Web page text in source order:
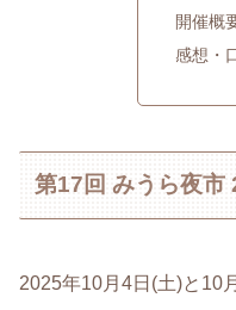
開催概
感想・
第17回 みうら夜市
2025年10月4日(土)と10